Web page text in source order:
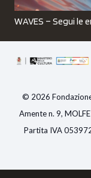
WAVES – Segui le
© 2026
Amente n. 9,
Partita IVA